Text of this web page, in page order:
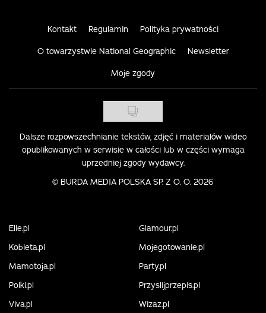
Kontakt Regulamin Polityka prywatności
O towarzystwie National Geographic Newsletter
Moje zgody
Dalsze rozpowszechnianie tekstów, zdjęć i materiałów wideo
opublikowanych w serwisie w całości lub w części wymaga
uprzedniej zgody wydawcy.
© BURDA MEDIA POLSKA SP. Z O. O. 2026
Elle.pl
Glamour.pl
Kobieta.pl
Mojegotowanie.pl
Mamotoja.pl
Party.pl
Polki.pl
Przyslijprzepis.pl
Viva.pl
Wizaz.pl